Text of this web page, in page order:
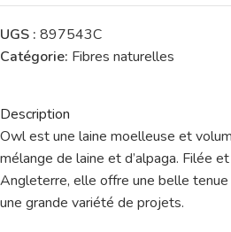
UGS : 897543C
Catégorie: Fibres naturelles
Description
Owl est une laine moelleuse et
mélange de laine et d’alpaga. Filée
Angleterre, elle offre une belle
une grande variété de projets.